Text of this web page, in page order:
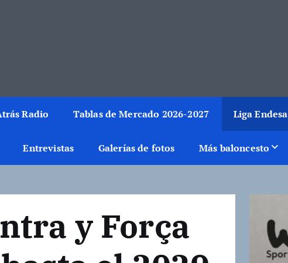
Radio Tablas de Mercado 2026-2027 Liga Endesa
Entrevistas Galerías de fotos Más baloncesto
y Força